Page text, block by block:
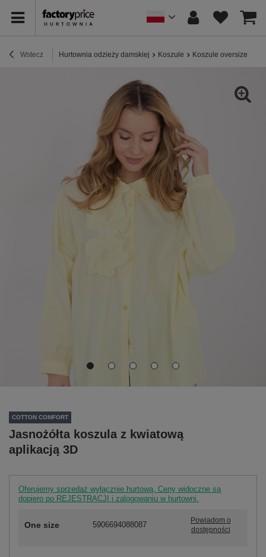
Wstecz Hurtownia odzieży damskiej Koszule Koszule oversize
COTTON COMFORT
Jasnożółta koszula z kwiatową
aplikacją 3D
Oferujemy sprzedaż wyłącznie hurtową. Ceny widoczne są
dopiero po REJESTRACJI i zalogowaniu w hurtowni.
One size 5906694088087
Powiadom o
dostępności